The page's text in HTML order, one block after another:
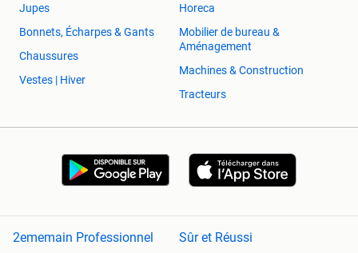
Jupes
Bonnets, Écharpes & Gants
Chaussures
Vestes | Hiver
Horeca
Mobilier de bureau &
Aménagement
Machines & Construction
Tracteurs
2ememain Professionnel
Sûr et Réussi